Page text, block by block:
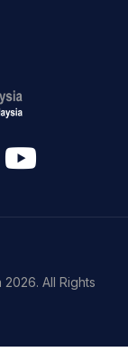
All Rights